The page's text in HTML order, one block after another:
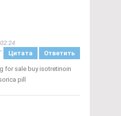
` Цитата Ответить
for sale buy isotretinoin
pill